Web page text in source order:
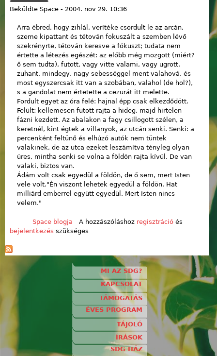
Beküldte Space - 2004. nov 29. 10:36
Arra ébred, hogy zihlál, verítéke csordult le az arcán,
szeme kipattant és tétován fokuszált a szemben lévő
szekrényrte, tétován keresve a fókuszt; tudata nem
értette a létezés egészét: az előbb még mozgott (miért?
ő sem tudta), futott, vagy vitte valami, vagy ugrott,
zuhant, mindegy, nagy sebességgel ment valahová, és
most egyszercsak itt van a szobában, valahol (de hol?),
s a gandolat nem értetette a cezurát itt melette.
Fordult egyet az óra felé: hajnal épp csak elkezdődött.
Felült: kellemesen futott rajta a hideg, majd hirtelen
fázni kezdett. Az abalakon a fagy csillogott szélen, a
keretnél, kint égtek a villanyok, az utcán senki. Senki: a
percenként feltünő és elhúzó autók nem tüntek
valakinek, de az utca ezeket leszámítva tényleg olyan
üres, mintha senki se volna a földön rajta kívül. De van
valaki, biztos van.
Ádám volt csak egyedül a földön, de ő sem, mert Isten
vele volt."Én viszont lehetek egyedül a földön. Hat
milliárd emberrel együtt egyedül. Mert Isten nincs
velem."
Space blogja A hozzászóláshoz regisztrációés
bejelentkezés szükséges
MI AZ SDG?
KAPCSOLAT
TÁMOGATÁS
ÉVES PROGRAM
TÁJOLÓ
ÍRÁSOK
SDG HÁZ